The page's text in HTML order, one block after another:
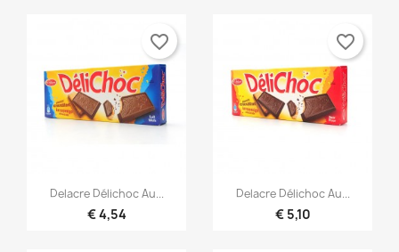
Snel bekijken
Delacre Délichoc Au...
€ 4,54
favorite_border
Snel bekijken
Delacre Délichoc Au...
€ 5,10
favorite_border